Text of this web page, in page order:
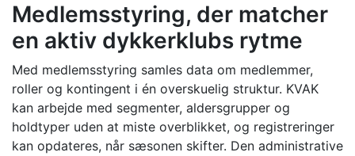
Medlemsstyring, der matcher
en aktiv dykkerklubs rytme
Med medlemsstyring samles data om medlemmer,
roller og kontingent i én overskuelig struktur. KVAK
kan arbejde med segmenter, aldersgrupper og
holdtyper uden at miste overblikket, og registreringer
kan opdateres, når sæsonen skifter. Den administrative